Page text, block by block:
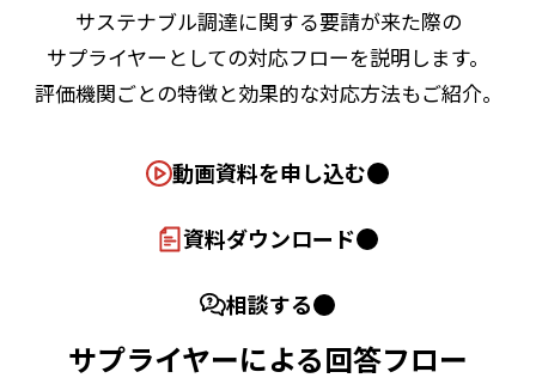
サステナブル調達に関する要請が来た際の
サプライヤーとしての対応フローを説明します。
評価機関ごとの特徴と効果的な対応方法もご紹介。
動画資料を申し込む
資料ダウンロード
相談する
サプライヤーによる回答フロー